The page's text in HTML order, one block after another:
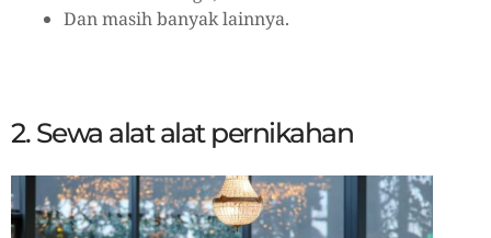
Dan masih banyak lainnya.
2. Sewa alat alat pernikahan